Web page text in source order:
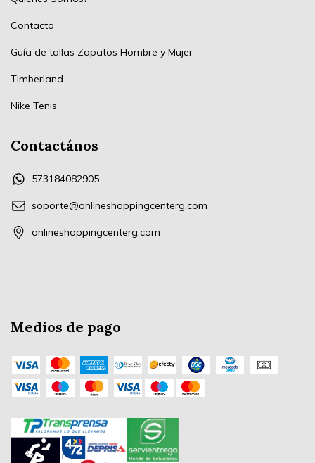
Contacto
Guía de tallas Zapatos Hombre y Mujer
Timberland
Nike Tenis
Contactános
573184082905
soporte@onlineshoppingcenterg.com
onlineshoppingcenterg.com
Medios de pago